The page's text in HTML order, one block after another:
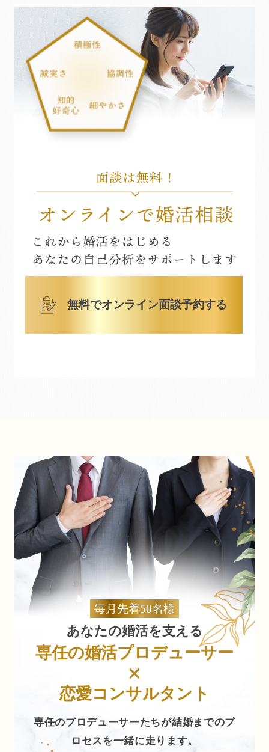
無料でオンライン面談予約する
毎月先着50名様
あなたの婚活を支える
専任の婚活プロデューサー
×
恋愛コンサルタント
専任のプロデューサーたちが結婚までのプ
ロセスを一緒に走ります。